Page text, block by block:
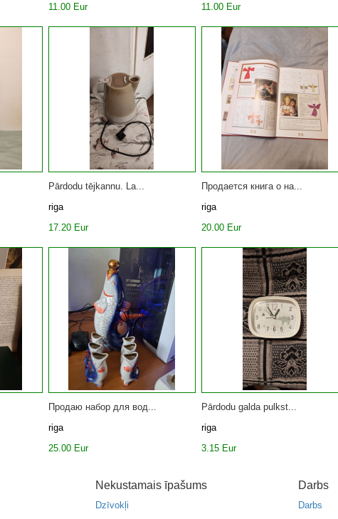
11.00 Eur
11.00 Eur
Pārdodu tējkannu. La...
riga
17.20 Eur
Продается книга о на...
riga
20.00 Eur
Продаю набор для вод...
riga
25.00 Eur
Pārdodu galda pulkst...
riga
3.15 Eur
Nekustamais īpašums
Dzīvokļi
Darbs
Darbs